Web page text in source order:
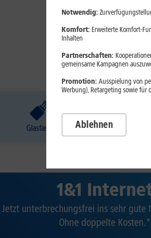
Glasfaser Internet
1&1
Jetzt unterbrechungsfrei ins sehr gute
Ohne doppelte Kosten.*
Notwendig:
Komfort: Erweiterte Komfort-
Inhalten
Partnerschaften:
gemeinsame Kampagnen
Promotion: Ausspielung von
Werbung), Retargeting sowie für
Ablehnen